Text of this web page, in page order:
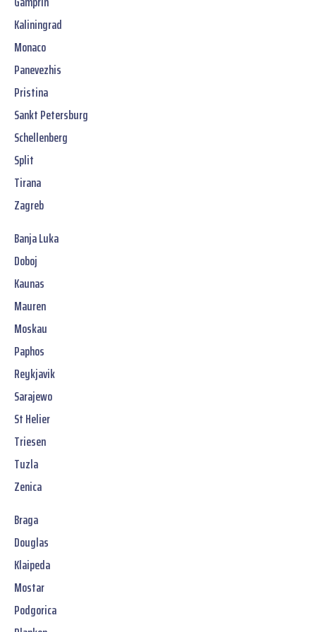
Kaliningrad
Monaco
Panevezhis
Pristina
Sankt Petersburg
Schellenberg
Split
Tirana
Zagreb
Banja Luka
Doboj
Kaunas
Mauren
Moskau
Paphos
Reykjavik
Sarajewo
St Helier
Triesen
Tuzla
Zenica
Braga
Douglas
Klaipeda
Mostar
Podgorica